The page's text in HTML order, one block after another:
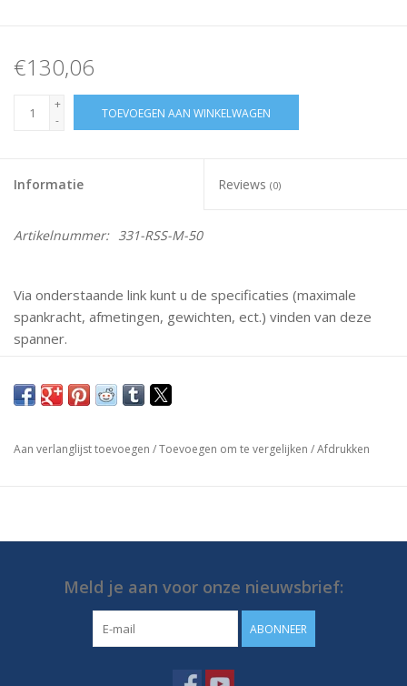
€130,06
+
-
TOEVOEGEN AAN WINKELWAGEN
Informatie Reviews (0)
Artikelnummer: 331-RSS-M-50
Via onderstaande link kunt u de specificaties (maximale
spankracht, afmetingen, gewichten, ect.) vinden van deze
spanner.
Mochten er vragen zijn neem dan gerust contact met ons
op.
https://media.destaco.com/assetbank-
Aan verlanglijst toevoegen /Toevoegen om te vergelijken /Afdrukken
Meld je aan voor onze nieuwsbrief:
ABONNEER